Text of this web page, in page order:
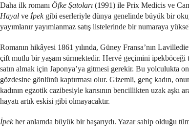
Daha ilk romanı Öfke Şatoları (1991) ile Prix Medicis ve
Hayal ve İpekgibi eserleriyle dünya genelinde büyük bir
yayımlanır yayımlanmaz satış listelerinde bir numaraya
Romanın hikâyesi 1861 yılında, Güney Fransa’nın
çift mutlu bir yaşam sürmektedir. Hervé geçimini ipekböceği
satın almak için Japonya’ya gitmesi gerekir. Bu yolculukta
gözdesine gönlünü kaptırması olur. Gizemli, genç kadın,
kadının egzotik cazibesiyle karısının bencillikten uzak aşkı
hayatı artık eskisi gibi olmayacaktır.
İpekher anlamda büyük bir başarıydı. Yazar sahip olduğu